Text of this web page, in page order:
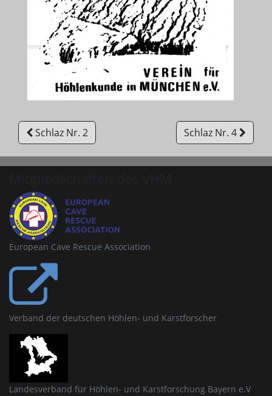
Schlaz Nr. 2 Schlaz Nr. 4
European Cave Rescue Association
Verband der deutschen Höhlen- und Karstforscher
Landesverband für Höhlen- und Karstforschung Bayern e.V